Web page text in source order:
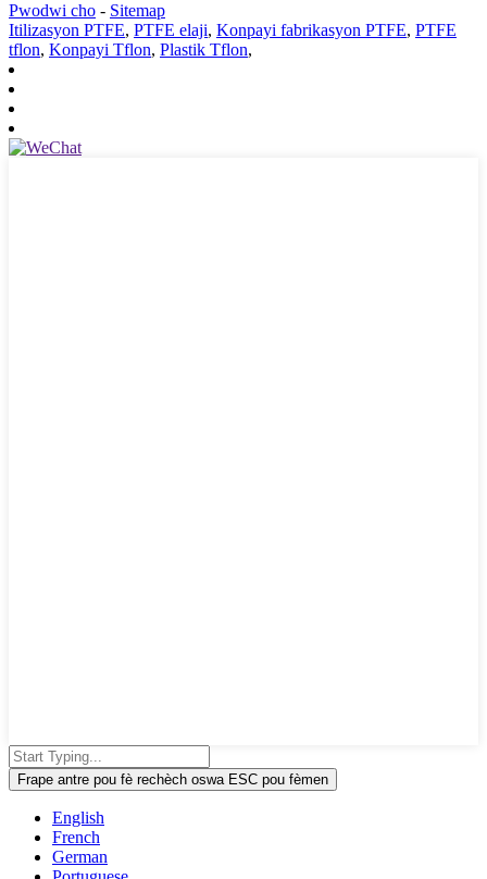
Pwodwi cho - Sitemap
Itilizasyon PTFE, PTFE elaji, Konpayi fabrikasyon PTFE, PTFE
tflon, Konpayi Tflon, Plastik Tflon,
Frape antre pou fè rechèch oswa ESC pou fèmen
English
French
German